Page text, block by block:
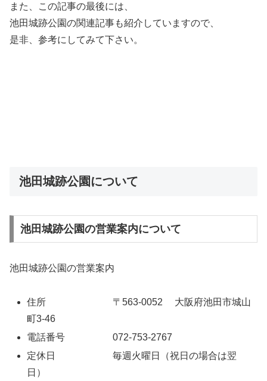
また、この記事の最後には、
池田城跡公園の関連記事も紹介していますので、
是非、参考にしてみて下さい。
池田城跡公園について
池田城跡公園の営業案内について
池田城跡公園の営業案内
住所 〒563-0052 大阪府池田市城山
町3-46
電話番号 072-753-2767
定休日 毎週火曜日（祝日の場合は翌
日）